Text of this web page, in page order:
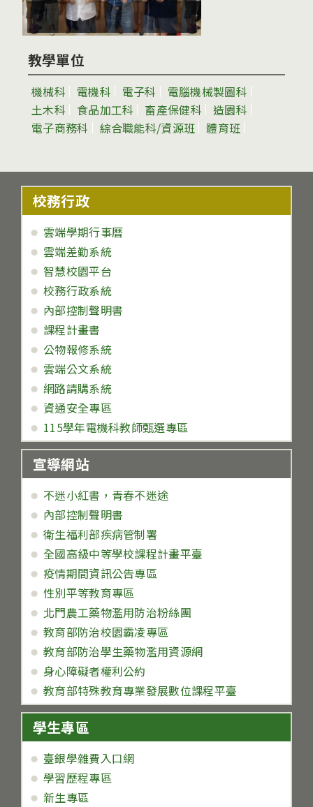
教學單位
機械科 電機科 電子科
電腦機械製圖科
土木科
食品加工科 畜產保健科
造園科
電子商務科
綜合職能科/資源班 體育班
校務行政
雲端學期行事曆
雲端差勤系統
智慧校園平台
校務行政系統
內部控制聲明書
課程計畫書
公物報修系統
雲端公文系統
網路請購系統
資通安全專區
115學年電機科教師甄選專區
宣導網站
不迷小紅書，青春不迷途
內部控制聲明書
衛生福利部疾病管制署
全國高級中等學校課程計畫平臺
疫情期間資訊公告專區
性別平等教育專區
北門農工藥物濫用防治粉絲團
教育部防治校園霸凌專區
教育部防治學生藥物濫用資源網
身心障礙者權利公約
教育部特殊教育專業發展數位課程平臺
學生專區
臺銀學雜費入口網
學習歷程專區
新生專區